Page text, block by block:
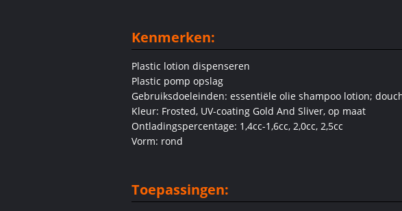
Kenmerken:
Plastic lotion dispenseren
Plastic pomp opslag
Gebruiksdoeleinden: essentiële olie shampoo lotion;
Kleur: Frosted, UV-coating Gold And Sliver, op maat
Ontladingspercentage: 1,4cc-1,6cc, 2,0cc, 2,5cc
Vorm: rond
Toepassingen: